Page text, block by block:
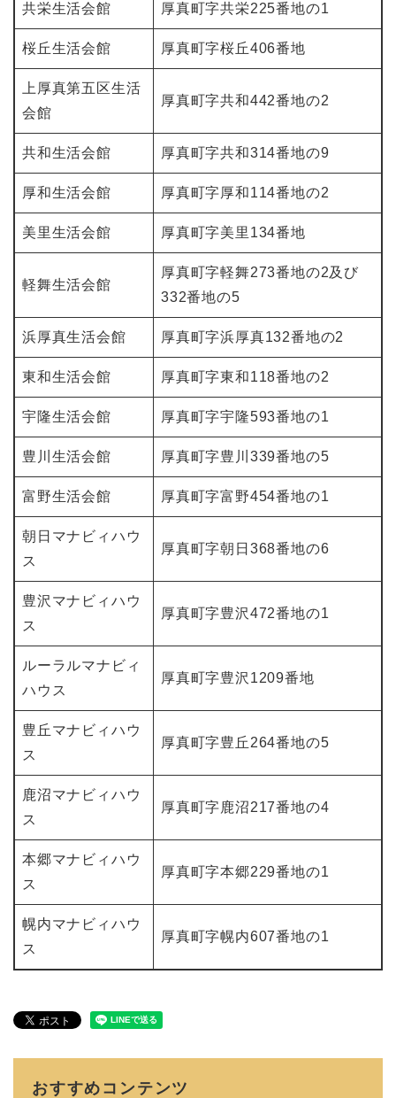
共栄生活会館 厚真町字共栄225番地の1
桜丘生活会館 厚真町字桜丘406番地
上厚真第五区生活
会館
厚真町字共和442番地の2
共和生活会館 厚真町字共和314番地の9
厚和生活会館 厚真町字厚和114番地の2
美里生活会館 厚真町字美里134番地
軽舞生活会館
厚真町字軽舞273番地の2及び
332番地の5
浜厚真生活会館 厚真町字浜厚真132番地の2
東和生活会館 厚真町字東和118番地の2
宇隆生活会館 厚真町字宇隆593番地の1
豊川生活会館 厚真町字豊川339番地の5
富野生活会館 厚真町字富野454番地の1
朝日マナビィハウ
ス
厚真町字朝日368番地の6
豊沢マナビィハウ
ス
厚真町字豊沢472番地の1
ルーラルマナビィ
ハウス
厚真町字豊沢1209番地
豊丘マナビィハウ
ス
厚真町字豊丘264番地の5
鹿沼マナビィハウ
ス
厚真町字鹿沼217番地の4
本郷マナビィハウ
ス
厚真町字本郷229番地の1
幌内マナビィハウ
ス
厚真町字幌内607番地の1
おすすめコンテンツ